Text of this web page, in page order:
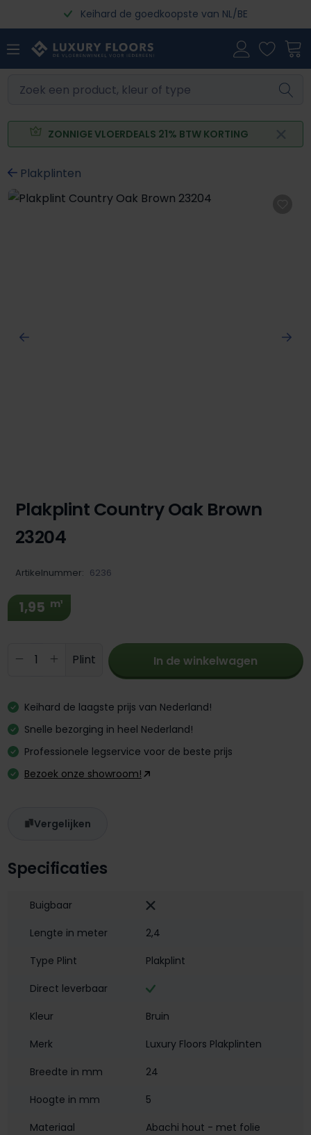
Ga naar de hoofdinhoudKeihard de goedkoopste van NL/BE
ZONNIGE VLOERDEALS 21% BTW KORTING
Plakplinten
Afbeeldingengalerij overslaan
Specificaties
Buigbaar
Lengte in meter
2,4
Type Plint
Plakplint
Direct leverbaar
Kleur
Bruin
Merk
Luxury Floors Plakplinten
Breedte in mm
24
Hoogte in mm
5
Materiaal
Abachi hout - met folie
Plakplint Country Oak Brown
23204
Artikelnummer: 6236
1,95 m¹
Producthoeveelheid: Voer de
Plint In de winkelwagen
Keihard de laagste prijs van Nederland!
Snelle bezorging in heel Nederland!
Professionele legservice voor de beste prijs
Bezoek onze showroom!
Vergelijken